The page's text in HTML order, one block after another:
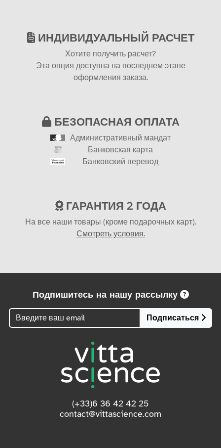
ИНДИВИДУАЛЬНЫЙ РАСЧЕТ
Хотите получить расчет?
Эта опция доступна на последнем этапе
оформления заказа.
БЕЗОПАСНАЯ ОПЛАТА
Административный мандат
Банковская карта
Банковский перевод
ГАРАНТИЯ 2 ГОДА
На все наши товары (кроме подарочных карт).
Смотреть условия.
Подпишитесь на нашу рассылку
Подписаться
(+33)6 36 42 42 25
contact@vittascience.com